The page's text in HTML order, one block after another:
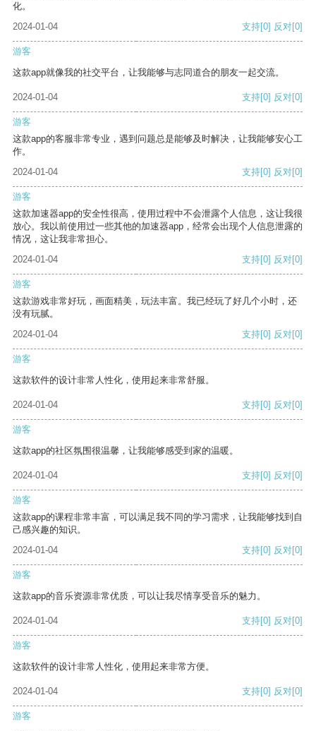
化。
2024-01-04
支持[0] 反对[0]
游客
这款app就像我的社交平台，让我能够与志同道合的朋友一起交流。
2024-01-04 支持[0] 反对[0]
游客
这款app的客服非常专业，遇到问题总是能够及时解决，让我能够安心工
作。
2024-01-04
支持[0] 反对[0]
游客
这款加速器app的安全性很高，使用过程中不会泄露个人信息，这让我很
放心。我以前使用过一些其他的加速器app，经常会出现个人信息泄露的
情况，这让我非常担心。
2024-01-04
支持[0] 反对[0]
游客
这款游戏非常好玩，画面精美，玩法丰富。我已经玩了好几个小时，还
没有玩腻。
2024-01-04
支持[0] 反对[0]
游客
这款软件的设计非常人性化，使用起来非常舒服。
2024-01-04 支持[0] 反对[0]
游客
这款app的社区氛围很温馨，让我能够感受到家的温暖。
2024-01-04 支持[0] 反对[0]
游客
这款app的课程非常丰富，可以满足我不同的学习需求，让我能够找到自
己感兴趣的知识。
2024-01-04
支持[0] 反对[0]
游客
这款app的音乐资源非常优质，可以让我尽情享受音乐的魅力。
2024-01-04 支持[0] 反对[0]
游客
这款软件的设计非常人性化，使用起来非常方便。
2024-01-04 支持[0] 反对[0]
游客